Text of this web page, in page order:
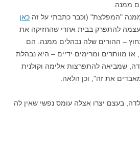
ממנה.
"המפלצת" (וכבר כתבתי על זה כאן
להתפרק בבית אחרי שהחזיקה את
– ההורים שלה נבהלים ממנה. הם
או מוותרים ומרימים ידיים – היא נבהלת
שמביאה להתפרצות אלימה וקולנית
את זה", וכן הלאה.
בעצם יצרו אצלה עומס נפשי שאין לה